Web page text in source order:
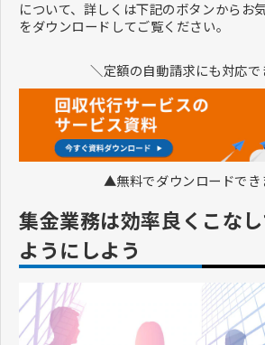
について、詳しくは下記のボタンからお
をダウンロードしてご覧ください。
＼定額の自動請求にも対応で
▲無料でダウンロードでき
集金業務は効率良くこな
ようにしよう